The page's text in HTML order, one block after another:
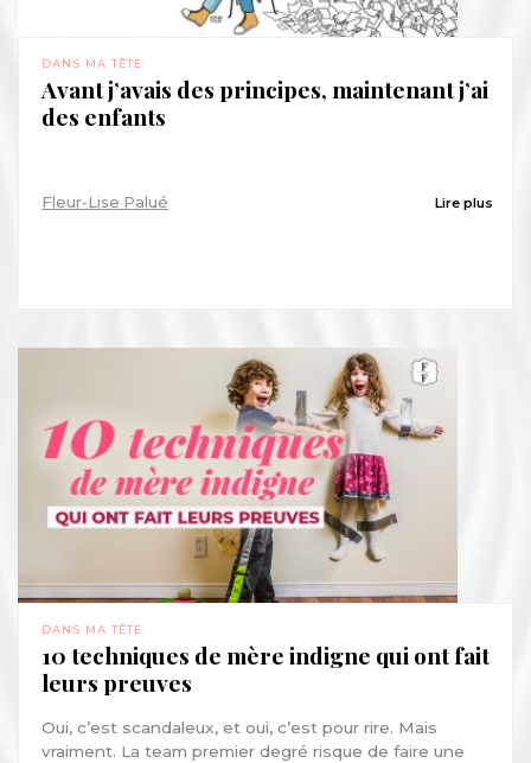
DANS MA TÊTE
Avant j’avais des principes, maintenant j’ai
des enfants
Fleur-Lise Palué Lire plus
DANS MA TÊTE
10 techniques de mère indigne qui ont fait
leurs preuves
Oui, c’est scandaleux, et oui, c’est pour rire. Mais
vraiment. La team premier degré risque de faire une